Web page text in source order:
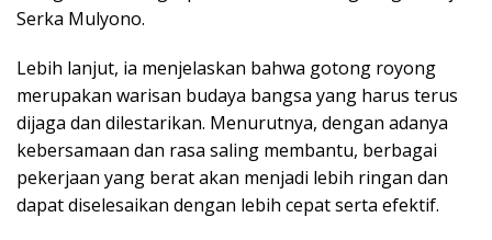
Serka Mulyono.
Lebih lanjut, ia menjelaskan bahwa gotong royong
merupakan warisan budaya bangsa yang harus terus
dijaga dan dilestarikan. Menurutnya, dengan adanya
kebersamaan dan rasa saling membantu, berbagai
pekerjaan yang berat akan menjadi lebih ringan dan
dapat diselesaikan dengan lebih cepat serta efektif.